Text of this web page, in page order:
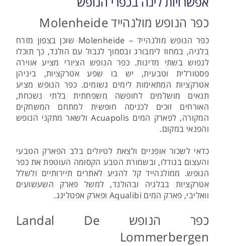
כפר הנופש מולנהייד Molenheide
כפר הנופש מולנהייד – Molenheide שוכן בצפון מזרח
בלגיה, במחוז לימבורג ובסמוך לגבול עם הולנד, כך תוכלו
לנפוש בשתי מדינות. כפר הנופש הציורי מציע אווירה
פסטורלית וטבעית, יש בו שפע אטרקציות, ביניהן
אטרקציות המתאימות לימים גשומים. כפר הנופש מציע
תנאים מושלמים לחופשה משפחתית בלתי נשכחת,
האורחים זוכים לכניסה חופשית למתחם המשחקים
המקורה, לפארק המים Acuapolis ולשאר מתקני הנופש
והפנאי במקום.
כדאי לשכור אופניים ולצאת לטיולים בלב הפארק הטבעי
והעצום בגודלו, ובשמורת הטבע הקסומה העוטפת את כפר
הנופש. ממולנהייד קל להגיע לאתרים תיירותיים ולשלל
אטרקציות בבלגיה ובהולנד, למשל פארק השעשועים
וואליבי, פארק המים Aqualibi ופארק אפטלינג.
כפר הנופש Landal De
Lommerbergen